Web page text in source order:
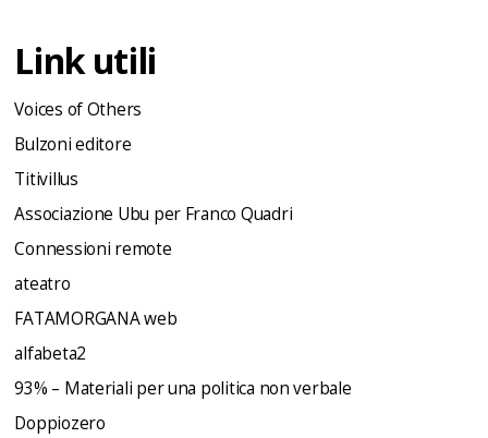
Link utili
Voices of Others
Bulzoni editore
Titivillus
Associazione Ubu per Franco Quadri
Connessioni remote
ateatro
FATAMORGANA web
alfabeta2
93% – Materiali per una politica non verbale
Doppiozero